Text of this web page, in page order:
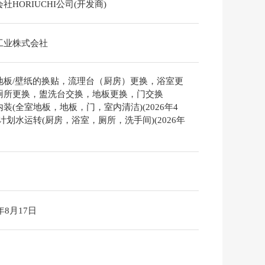
社HORIUCHI公司(开发商)
业株式会社
板/壁纸的换贴，流理台（厨房）更换，浴室更
所更换，盥洗台交换，地板更换，门交换
装(全室地板，地板，门，室内清洁)(2026年4
划水运转(厨房，浴室，厕所，洗手间)(2026年
8月17日